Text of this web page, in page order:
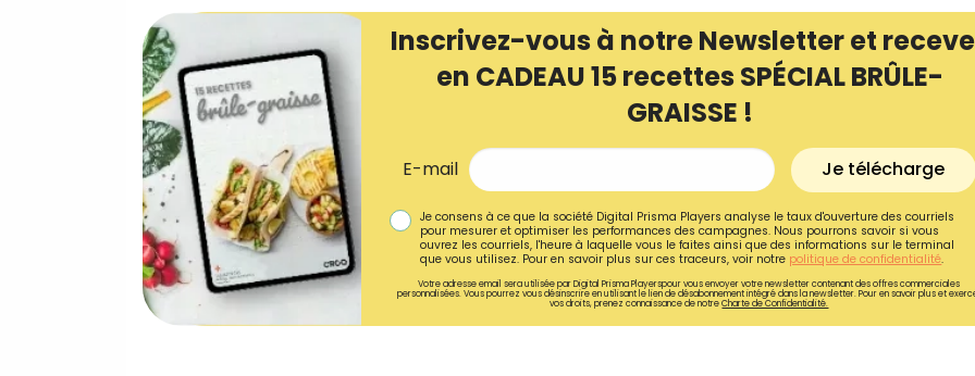
Inscrivez-vous à notre Newsletter et
en CADEAU 15 recettes SPÉCIAL BRÛLE-
GRAISSE !
E-mail Je télécharge
Je consens à ce que la société Digital Prisma Players analyse le taux d'ouverture des courriels
pour mesurer et optimiser les performances des campagnes. Nous pourrons savoir si vous
ouvrez les courriels, l'heure à laquelle vous le faites ainsi que des informations sur le terminal
que vous utilisez. Pour en savoir plus sur ces traceurs, voir notre politique de confidentialité.
Votre adresse email sera utilisée par Digital Prisma Playerspour vous envoyer votre newsletter contenant des offres commerciales
personnalisées. Vous pourrez vous désinscrire en utilisant le lien de désabonnement intégré dans la newsletter. Pour en savoir plus et
vos droits, prenez connaissance de notreCharte de Confidentialité.